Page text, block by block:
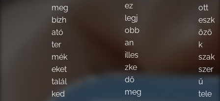
meg
bízh
ató
ter
mék
eket
talál
ked
ez
legj
obb
an
illes
zke
dő
meg
ott
eszk
özö
k
szak
szer
ű
tele